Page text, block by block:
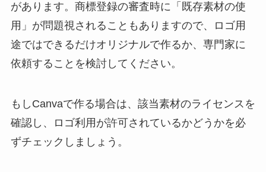
があります。商標登録の審査時に「既存素材の使
用」が問題視されることもありますので、ロゴ用
途ではできるだけオリジナルで作るか、専門家に
依頼することを検討してください。
もしCanvaで作る場合は、該当素材のライセンスを
確認し、ロゴ利用が許可されているかどうかを必
ずチェックしましょう。